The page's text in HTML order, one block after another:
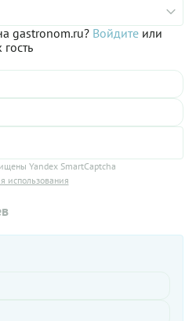
gastronom.ru? Войдите или
Yandex SmartCaptcha
использования